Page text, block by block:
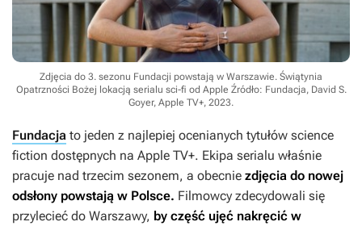
Zdjęcia do 3. sezonu Fundacji powstają w Warszawie. Świątynia
Opatrzności Bożej lokacją serialu sci-fi od Apple Źródło: Fundacja, David S.
Goyer, Apple TV+, 2023.
Fundacja to jeden z najlepiej ocenianych tytułów science
fiction dostępnych na Apple TV+. Ekipa serialu właśnie
pracuje nad trzecim sezonem, a obecnie zdjęcia do nowej
odsłony powstają w Polsce. Filmowcy zdecydowali się
przylecieć do Warszawy, by część ujęć nakręcić w